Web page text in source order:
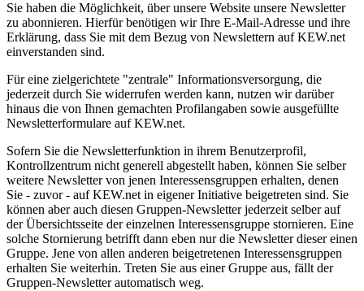
Sie haben die Möglichkeit, über unsere Website unsere Newsletter
zu abonnieren. Hierfür benötigen wir Ihre E-Mail-Adresse und ihre
Erklärung, dass Sie mit dem Bezug von Newslettern auf KEW.net
einverstanden sind.
Für eine zielgerichtete "zentrale" Informationsversorgung, die
jederzeit durch Sie widerrufen werden kann, nutzen wir darüber
hinaus die von Ihnen gemachten Profilangaben sowie ausgefüllte
Newsletterformulare auf KEW.net.
Sofern Sie die Newsletterfunktion in ihrem Benutzerprofil,
Kontrollzentrum nicht generell abgestellt haben, können Sie selber
weitere Newsletter von jenen Interessensgruppen erhalten, denen
Sie - zuvor - auf KEW.net in eigener Initiative beigetreten sind. Sie
können aber auch diesen Gruppen-Newsletter jederzeit selber auf
der Übersichtsseite der einzelnen Interessensgruppe stornieren. Eine
solche Stornierung betrifft dann eben nur die Newsletter dieser einen
Gruppe. Jene von allen anderen beigetretenen Interessensgruppen
erhalten Sie weiterhin. Treten Sie aus einer Gruppe aus, fällt der
Gruppen-Newsletter automatisch weg.